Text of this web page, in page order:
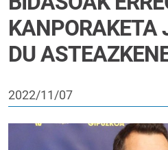
KANPORAKETA
DU
2022/11/07